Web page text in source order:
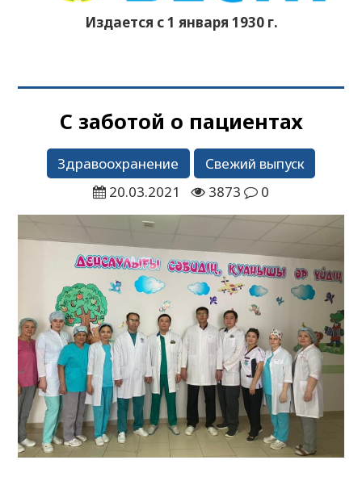
Издается с 1 января 1930 г.
С заботой о пациентах
Здравоохранение
Свежий выпуск
20.03.2021
3873 0